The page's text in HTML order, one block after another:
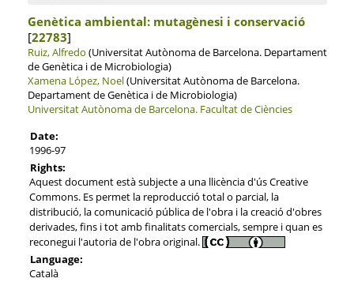
Genètica ambiental: mutagènesi i conservació
[22783]
Ruiz, Alfredo (Universitat Autònoma de Barcelona. Departament
de Genètica i de Microbiologia)
Xamena López, Noel(Universitat Autònoma de Barcelona.
Departament de Genètica i de Microbiologia)
Universitat Autònoma de Barcelona. Facultat de Ciències
Date:
1996-97
Rights:
Aquest document està subjecte a una llicència d'ús Creative
Commons. Es permet la reproducció total o parcial, la
distribució, la comunicació pública de l'obra i la creació d'obres
derivades, fins i tot amb finalitats comercials, sempre i quan es
reconegui l'autoria de l'obra original.
Language:
Català